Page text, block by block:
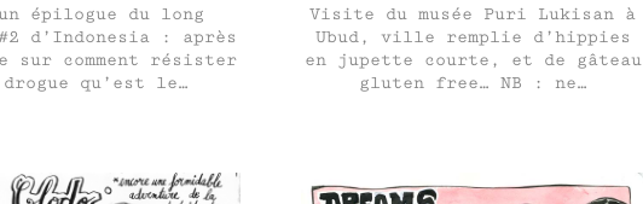
un épilogue du long
d’Indonesia : après
sur comment résister
qu’est le…
Visite du musée Puri Lukisan à
Ubud, ville remplie d’hippies
en jupette courte, et de gâteau
gluten free… NB : ne…